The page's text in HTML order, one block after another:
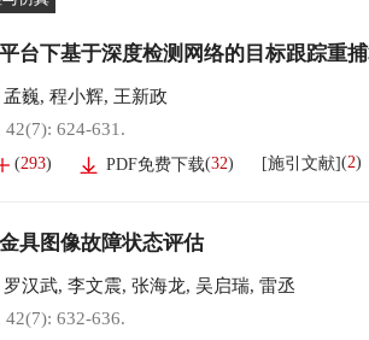
台下基于深度检测网络的目标跟踪重
孟巍, 程小辉, 王新政
42(7): 624-631.
(293) PDF免费下载(32) [施引文献](2)
具图像故障状态评估
罗汉武, 李文震, 张海龙, 吴启瑞, 雷丞
42(7): 632-636.